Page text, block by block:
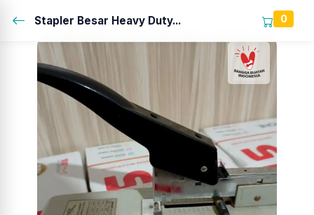
Stapler Besar Heavy Duty... 0